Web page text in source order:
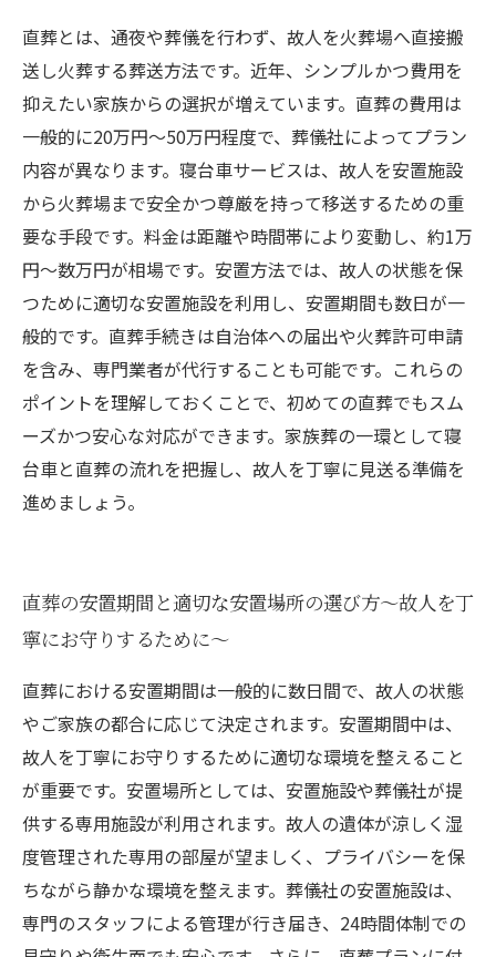
直葬とは、通夜や葬儀を行わず、故人を火葬場へ直接搬
送し火葬する葬送方法です。近年、シンプルかつ費用を
抑えたい家族からの選択が増えています。直葬の費用は
一般的に20万円～50万円程度で、葬儀社によってプラン
内容が異なります。寝台車サービスは、故人を安置施設
から火葬場まで安全かつ尊厳を持って移送するための重
要な手段です。料金は距離や時間帯により変動し、約1万
円～数万円が相場です。安置方法では、故人の状態を保
つために適切な安置施設を利用し、安置期間も数日が一
般的です。直葬手続きは自治体への届出や火葬許可申請
を含み、専門業者が代行することも可能です。これらの
ポイントを理解しておくことで、初めての直葬でもスム
ーズかつ安心な対応ができます。家族葬の一環として寝
台車と直葬の流れを把握し、故人を丁寧に見送る準備を
進めましょう。
直葬の安置期間と適切な安置場所の選び方～故人を丁
寧にお守りするために～
直葬における安置期間は一般的に数日間で、故人の状態
やご家族の都合に応じて決定されます。安置期間中は、
故人を丁寧にお守りするために適切な環境を整えること
が重要です。安置場所としては、安置施設や葬儀社が提
供する専用施設が利用されます。故人の遺体が涼しく湿
度管理された専用の部屋が望ましく、プライバシーを保
ちながら静かな環境を整えます。葬儀社の安置施設は、
専門のスタッフによる管理が行き届き、24時間体制での